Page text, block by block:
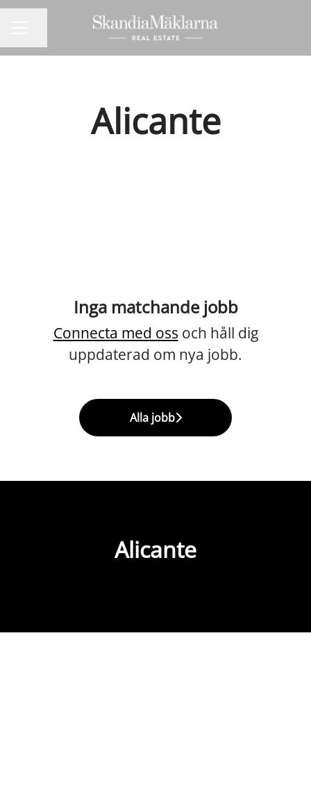
Alicante
Inga matchande jobb
Connecta med oss och håll dig
uppdaterad om nya jobb.
Alla jobb
Alicante